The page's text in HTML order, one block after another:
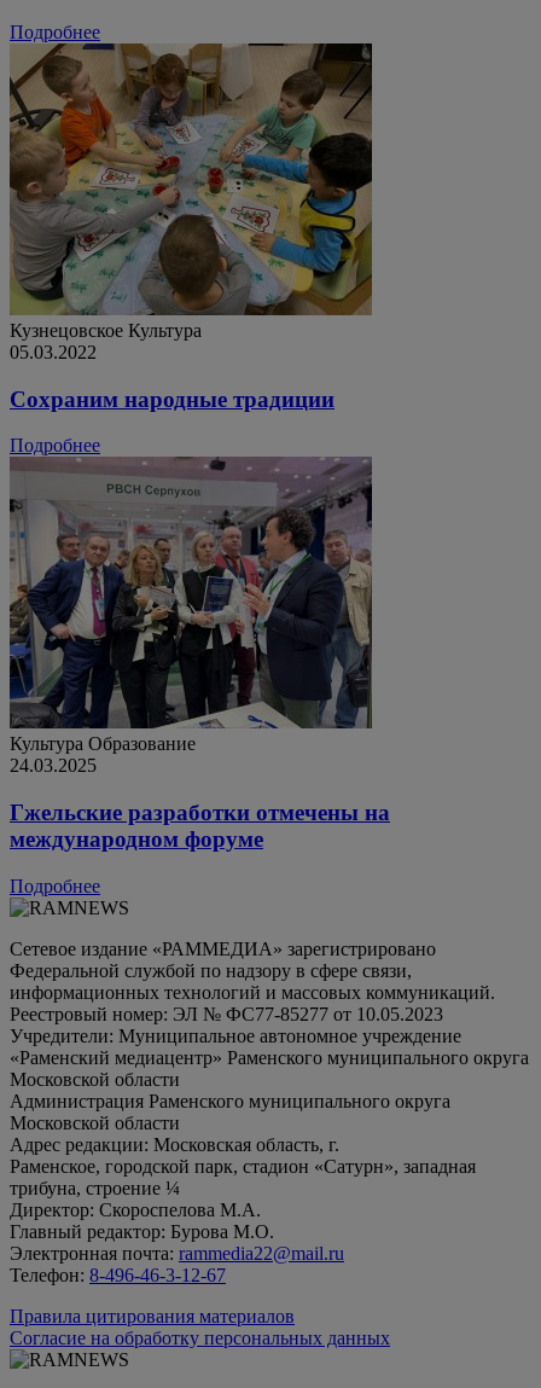
Подробнее
Кузнецовское Культура
05.03.2022
Сохраним народные традиции
Подробнее
Культура Образование
24.03.2025
Гжельские разработки отмечены на
международном форуме
Подробнее
Сетевое издание «РАММЕДИА» зарегистрировано
Федеральной службой по надзору в сфере связи,
информационных технологий и массовых коммуникаций.
Реестровый номер: ЭЛ № ФС77-85277 от 10.05.2023
Учредители: Муниципальное автономное учреждение
«Раменский медиацентр» Раменского муниципального округа
Московской области
Администрация Раменского муниципального округа
Московской области
Адрес редакции: Московская область, г.
Раменское, городской парк, стадион «Сатурн», западная
трибуна, строение ¼
Директор: Скороспелова М.А.
Главный редактор: Бурова М.О.
Электронная почта: rammedia22@mail.ru
Телефон: 8-496-46-3-12-67
Правила цитирования материалов
Согласие на обработку персональных данных